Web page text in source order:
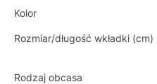
Kolor
Rozmiar/długość wkładki (cm)
Rodzaj obcasa